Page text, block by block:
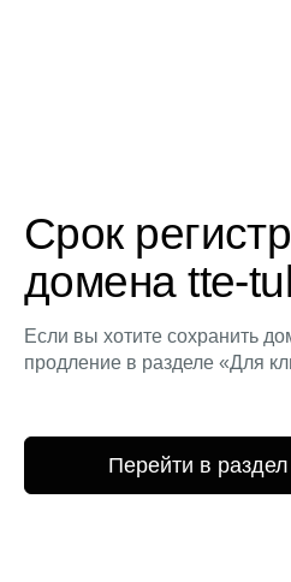
Срок
домена tte-
Если вы хотите сохранить
продление в разделе «Для
Перейти в